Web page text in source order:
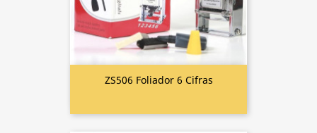
ZS506 Foliador 6 Cifras